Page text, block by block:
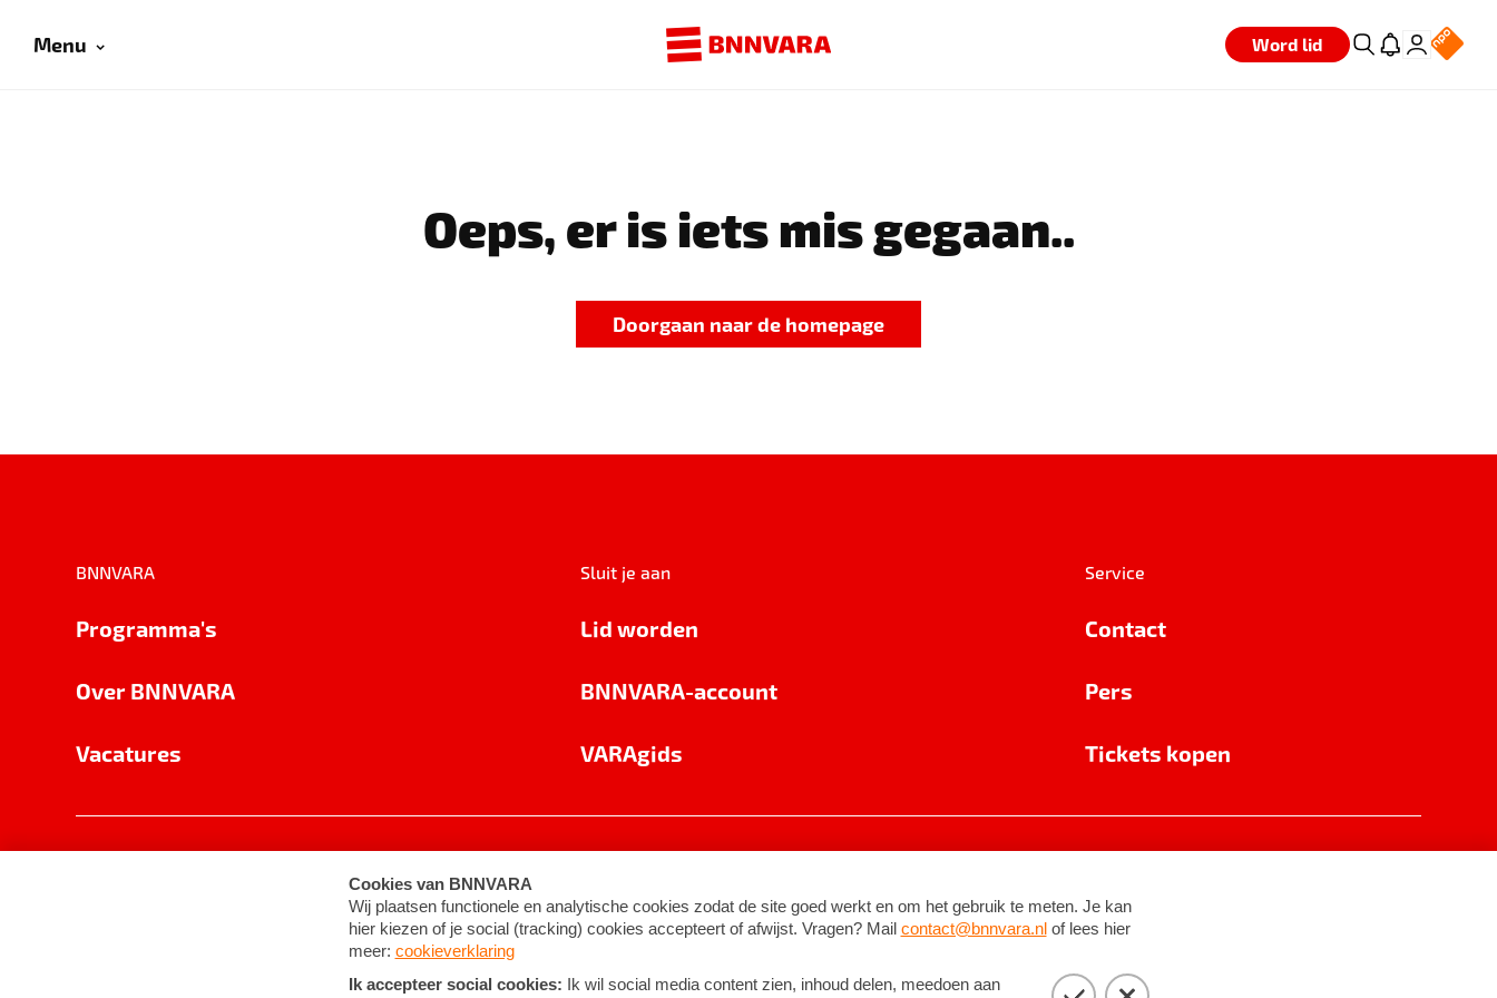
Menu Word lid
Oeps, er is iets mis gegaan..
Doorgaan naar de homepage
BNNVARA
Programma's
Over BNNVARA
Vacatures
Sluit je aan
Lid worden
BNNVARA-account
VARAgids
Service
Contact
Pers
Tickets kopen
Cookie-instellingen Algemene voorwaarden ©2026BNNVARA